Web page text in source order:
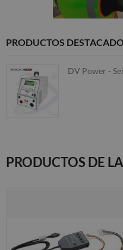
PRODUCTOS
DV Power -
PRODUCTOS DE